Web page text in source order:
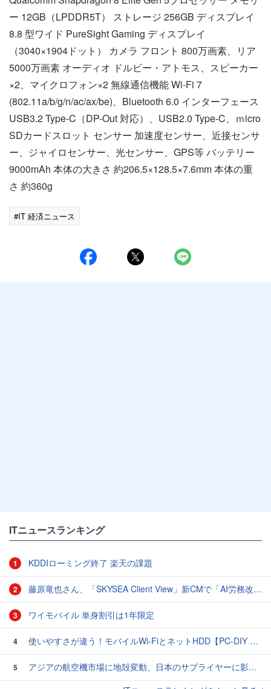
ー 12GB（LPDDR5T） ストレージ 256GB ディスプレイ
8.8 型ワイド PureSight Gaming ディスプレイ
（3040×1904ドット） カメラ フロント 800万画素、リア
5000万画素 オーディオ ドルビー・アトモス、スピーカー
×2、マイクロフォン×2 無線通信機能 Wi-Fi 7
(802.11a/b/g/n/ac/ax/be)、Bluetooth 6.0 インターフェース
USB3.2 Type-C（DP-Out 対応）、USB2.0 Type-C、ｍicro
SDカードスロット センサー 加速度センサー、近接センサ
ー、ジャイロセンサー、光センサー、GPS等 バッテリー
9000mAh 本体の大きさ 約206.5×128.5×7.6mm 本体の重
さ 約360g
#IT 経済ニュース
ITニュースランキング
1 KDDIローミング終了 楽天の課題
2 藤原竜也さん、「SKYSEA Client View」新CMで「AI労務改善」をアピール 働き方をAIが分析したら「すぐに休んで」と言われる？
3 ワイモバイル 単身割引は1年限定
4 使いやすさが違う！モバイルWi-FiとネットHDD【PC-DIY 秋の陣】
5
アジアの航空機市場に地殻変動、日本のサプライヤーに影響も